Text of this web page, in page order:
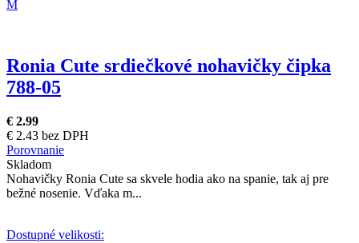
M
Ronia Cute srdiečkové nohavičky čipka
788-05
€ 2.99
€ 2.43 bez DPH
Porovnanie
Skladom
Nohavičky Ronia Cute sa skvele hodia ako na spanie, tak aj pre
bežné nosenie. Vďaka m...
Dostupné velikosti: